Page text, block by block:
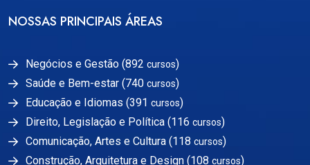
NOSSAS PRINCIPAIS ÁREAS
Negócios e Gestão (892 cursos)
Saúde e Bem-estar (740 cursos)
Educação e Idiomas (391 cursos)
Direito, Legislação e Política (116 cursos)
Comunicação, Artes e Cultura (118 cursos)
Construção, Arquitetura e Design (108 cursos)